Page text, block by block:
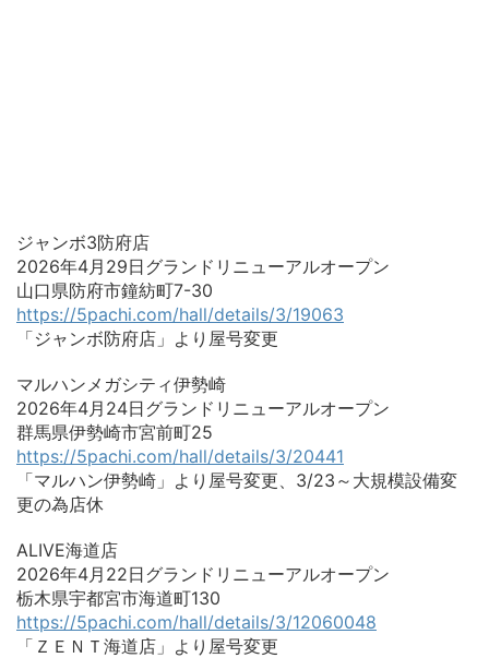
ジャンボ3防府店
2026年4月29日グランドリニューアルオープン
山口県防府市鐘紡町7-30
https://5pachi.com/hall/details/3/19063
「ジャンボ防府店」より屋号変更
マルハンメガシティ伊勢崎
2026年4月24日グランドリニューアルオープン
群馬県伊勢崎市宮前町25
https://5pachi.com/hall/details/3/20441
「マルハン伊勢崎」より屋号変更、3/23～大規模設備変
更の為店休
ALIVE海道店
2026年4月22日グランドリニューアルオープン
栃木県宇都宮市海道町130
https://5pachi.com/hall/details/3/12060048
「ＺＥＮＴ海道店」より屋号変更